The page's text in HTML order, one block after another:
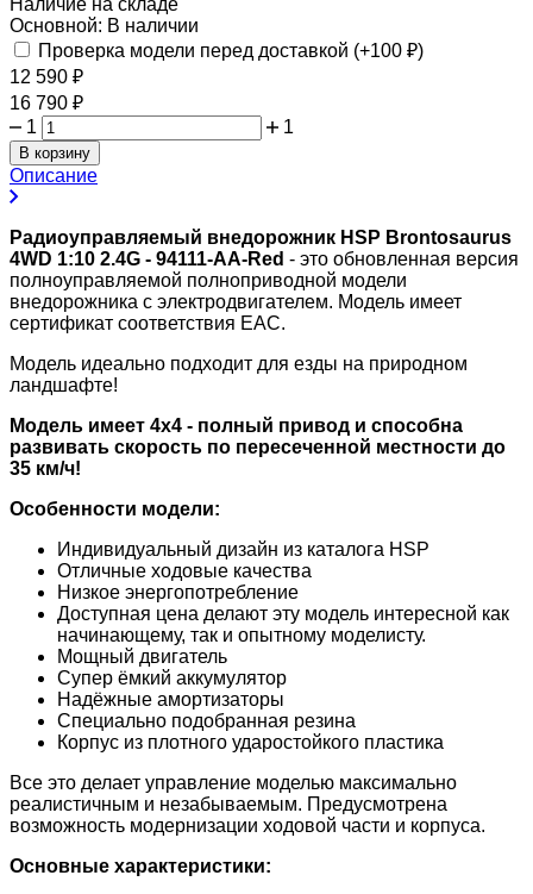
Основной: В наличии
Проверка модели перед доставкой (+100 ₽)
12 590 ₽
16 790 ₽
1
1
В корзину
Описание
Радиоуправляемый внедорожник HSP Brontosaurus
4WD 1:10 2.4G - 94111-AA-Red - это обновленная версия
полноуправляемой полноприводной модели
внедорожника с электродвигателем. Модель имеет
сертификат соответствия ЕАС.
Модель идеально подходит для езды на природном
ландшафте!
Модель имеет 4x4 - полный привод и способна
развивать скорость по пересеченной местности до
35 км/ч!
Особенности модели:
Индивидуальный дизайн из каталога HSP
Отличные ходовые качества
Низкое энергопотребление
Доступная цена делают эту модель интересной как
начинающему, так и опытному моделисту.
Мощный двигатель
Супер ёмкий аккумулятор
Надёжные амортизаторы
Специально подобранная резина
Корпус из плотного ударостойкого пластика
Все это делает управление моделью максимально
реалистичным и незабываемым. Предусмотрена
возможность модернизации ходовой части и корпуса.
Основные характеристики: